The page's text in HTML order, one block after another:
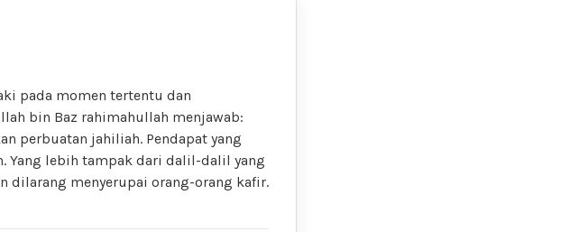
pada momen tertentu dan
bin Baz rahimahullah menjawab:
perbuatan jahiliah. Pendapat yang
Yang lebih tampak dari dalil-dalil yang
dilarang menyerupai orang-orang kafir.